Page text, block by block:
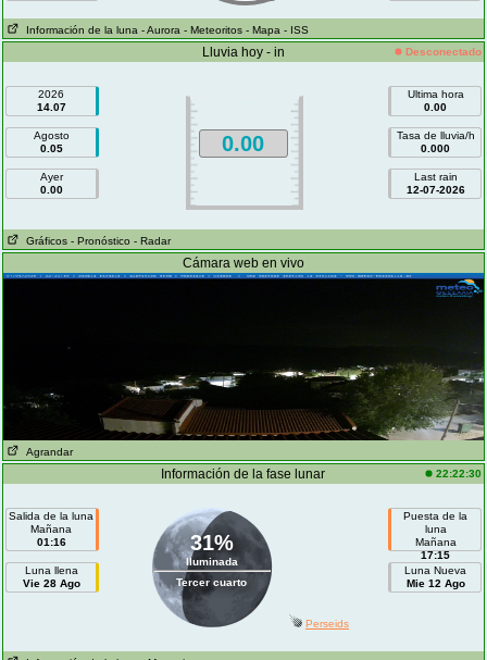
Información de la luna - Aurora - Meteoritos - Mapa - ISS
Lluvia hoy - in Desconectado
2026
14.07
Agosto
0.05
Ayer
0.00
0.00
Ultima hora
0.00
Tasa de lluvia/h
0.000
Last rain
12-07-2026
Gráficos - Pronóstico - Radar
Cámara web en vivo
Agrandar
Información de la fase lunar 22:22:30
Salida de la luna
Mañana
01:16
Luna llena
Vie 28 Ago
31%
Iluminada
Tercer cuarto
Puesta de la
luna
Mañana
17:15
Luna Nueva
Mie 12 Ago
Perseids